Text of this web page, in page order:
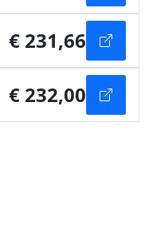
€ 231,66
€ 232,00